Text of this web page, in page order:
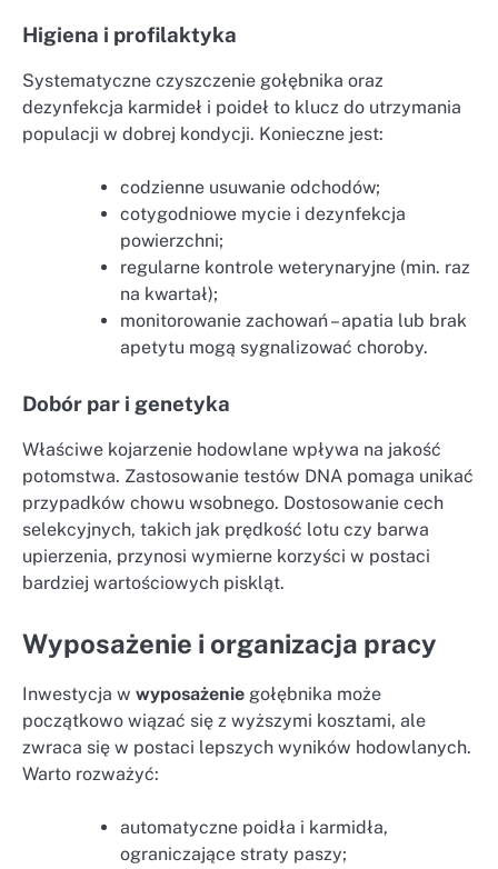
Higiena i profilaktyka
Systematyczne czyszczenie gołębnika oraz
dezynfekcja karmideł i poideł to klucz do utrzymania
populacji w dobrej kondycji. Konieczne jest:
codzienne usuwanie odchodów;
cotygodniowe mycie i dezynfekcja
powierzchni;
regularne kontrole weterynaryjne (min. raz
na kwartał);
monitorowanie zachowań – apatia lub brak
apetytu mogą sygnalizować choroby.
Dobór par i genetyka
Właściwe kojarzenie hodowlane wpływa na jakość
potomstwa. Zastosowanie testów DNA pomaga unikać
przypadków chowu wsobnego. Dostosowanie cech
selekcyjnych, takich jak prędkość lotu czy barwa
upierzenia, przynosi wymierne korzyści w postaci
bardziej wartościowych piskląt.
Wyposażenie i organizacja pracy
Inwestycja w wyposażenie gołębnika może
początkowo wiązać się z wyższymi kosztami, ale
zwraca się w postaci lepszych wyników hodowlanych.
Warto rozważyć:
automatyczne poidła i karmidła,
ograniczające straty paszy;